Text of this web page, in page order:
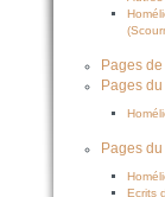
Pages
Pages
Pages
Ecrits